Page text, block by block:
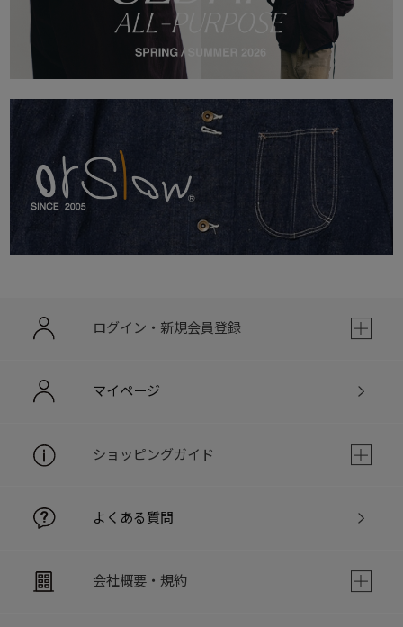
ログイン・新規会員登録
マイページ
ショッピングガイド
よくある質問
会社概要・規約